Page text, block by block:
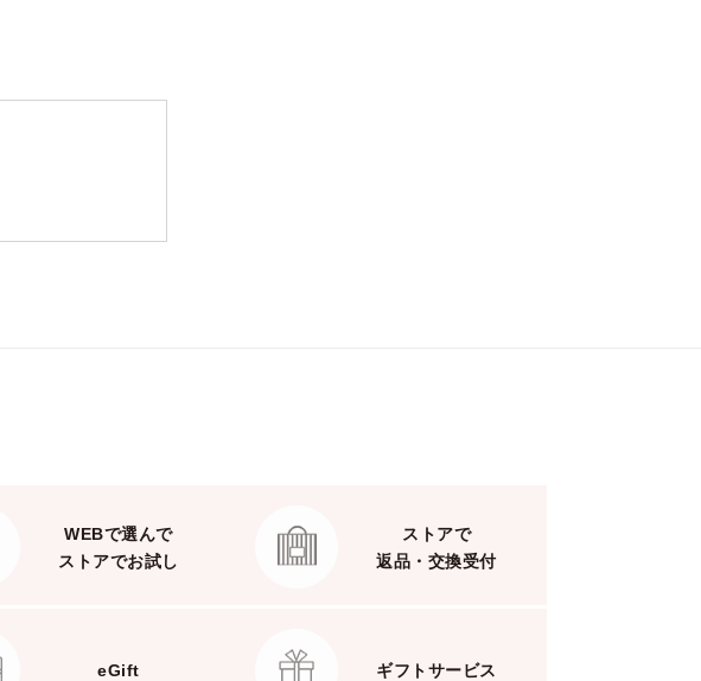
WEBで選んで
ストアでお試し
ストアで
返品・交換受付
eGift ギフトサービス